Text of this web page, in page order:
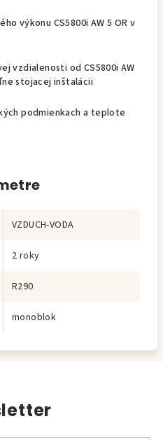
výkonu CS5800i AW 5 OR v
vzdialenosti od CS5800i AW
stojacej inštalácii
podmienkach a teplote
VZDUCH-VODA
2 roky
R290
monoblok